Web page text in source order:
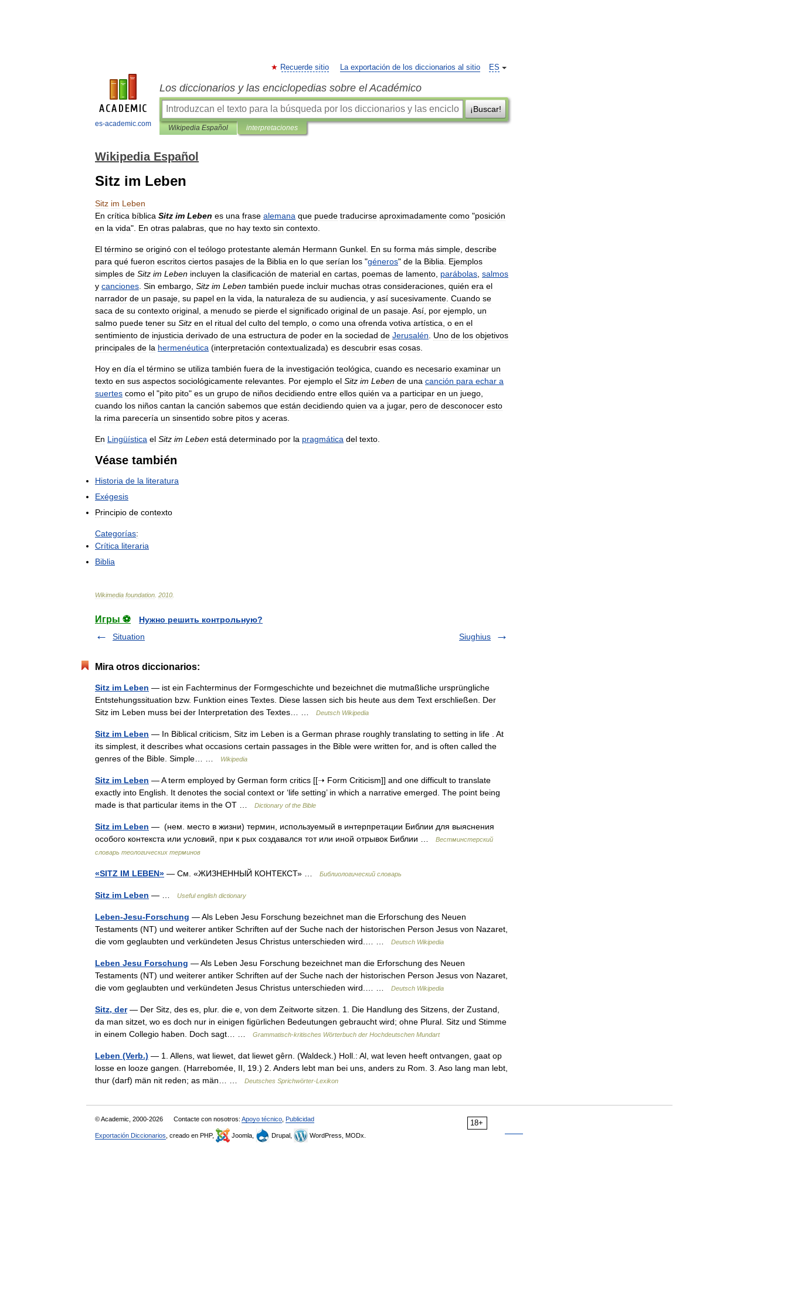
es-academic.com
ES
Recuerde sitio La exportación de los diccionarios al sitio
Los diccionarios y las enciclopedias sobre el Académico
¡Buscar!
Wikipedia Español interpretaciones
Wikipedia Español
Sitz im Leben
Sitz im Leben
En crítica bíblica Sitz im Leben es una frase alemana que puede traducirse aproximadamente como "posición
en la vida". En otras palabras que no hay texto sin contexto
El término se originó con el teólogo protestante alemán Hermann Gunkel En su forma más simple describe
para qué fueron escritos ciertos pasajes de la Biblia en lo que serían los "géneros" de la Biblia
Ejemplos
simples de Sitz im Leben incluyen la clasificación de material en cartas poemas de lamento parábolas salmos
y canciones Sin embargo Sitz im Leben también puede incluir muchas otras consideraciones quién era el
narrador de un pasaje su papel en la vida la naturaleza de su audiencia y así sucesivamente Cuando se
saca de su contexto original a menudo se pierde el significado original de un pasaje Así por ejemplo un
salmo puede tener su Sitz en el ritual del culto del templo o como una ofrenda votiva artística o en el
sentimiento de injusticia derivado de una estructura de poder en la sociedad de Jerusalén Uno de los objetivos
principales de la hermenéutica (interpretación contextualizada) es descubrir esas cosas
Hoy en día el término se utiliza también fuera de la investigación teológica cuando es necesario examinar un
texto en sus aspectos sociológicamente relevantes Por ejemplo el Sitz im Leben de una canción para echar a
suertes como el "pito pito" es un grupo de niños decidiendo entre ellos quién va a participar en un juego
cuando los niños cantan la canción sabemos que están decidiendo quien va a jugar, pero de desconocer esto
la rima parecería un sinsentido sobre pitos y aceras
En Lingüística el Sitz im Leben está determinado por la pragmática del texto
Véase también
Historia de la literatura
Exégesis
Principio de contexto
Categorías:
Crítica literaria
Biblia
Wikimedia foundation 2010
Игры ⚽
Нужно решить контрольную?
Situation
Siughius
Mira otros diccionarios:
Sitz im Leben — ist ein Fachterminus der Formgeschichte und bezeichnet die mutmaßliche ursprüngliche
Entstehungssituation bzw. Funktion eines Textes. Diese lassen sich bis heute aus dem Text erschließen. Der
Sitz im Leben muss bei der Interpretation des Textes… …
Deutsch Wikipedia
Sitz im Leben — In Biblical criticism, Sitz im Leben is a German phrase roughly translating to setting in life . At
its simplest, it describes what occasions certain passages in the Bible were written for, and is often called the
genres of the Bible. Simple… …
Wikipedia
Sitz im Leben — A term employed by German form critics [[➝ Form Criticism]] and one difficult to translate
exactly into English. It denotes the social context or ‘life setting’ in which a narrative emerged. The point being
made is that particular items in the OT …
Dictionary of the Bible
Sitz im Leben — (нем. место в жизни) термин, используемый в интерпретации Библии для выяснения
особого контекста или условий, при к рых создавался тот или иной отрывок Библии …
Вестминстерский
словарь теологических терминов
«SITZ IM LEBEN» — См. «ЖИЗНЕННЫЙ КОНТЕКСТ» … Библиологический словарь
Sitz im Leben — … Useful english dictionary
Leben-Jesu-Forschung — Als Leben Jesu Forschung bezeichnet man die Erforschung des Neuen
Testaments (NT) und weiterer antiker Schriften auf der Suche nach der historischen Person Jesus von Nazaret,
die vom geglaubten und verkündeten Jesus Christus unterschieden wird.… …
Deutsch Wikipedia
Leben Jesu Forschung — Als Leben Jesu Forschung bezeichnet man die Erforschung des Neuen
Testaments (NT) und weiterer antiker Schriften auf der Suche nach der historischen Person Jesus von Nazaret,
die vom geglaubten und verkündeten Jesus Christus unterschieden wird.… …
Deutsch Wikipedia
Sitz, der— Der Sitz, des es, plur. die e, von dem Zeitworte sitzen. 1. Die Handlung des Sitzens, der Zustand,
da man sitzet, wo es doch nur in einigen figürlichen Bedeutungen gebraucht wird; ohne Plural. Sitz und Stimme
in einem Collegio haben. Doch sagt… …
Grammatisch-kritisches Wörterbuch der Hochdeutschen Mundart
Leben (Verb.) — 1. Allens, wat liewet, dat liewet gêrn. (Waldeck.) Holl.: Al, wat leven heeft ontvangen, gaat op
losse en looze gangen. (Harrebomée, II, 19.) 2. Anders lebt man bei uns, anders zu Rom. 3. Aso lang man lebt,
thur (darf) män nit reden; as män… …
Deutsches Sprichwörter-Lexikon
18+
© Academic, 2000-2026 Contacte con nosotros: Apoyo técnico Publicidad
Exportación Diccionarios , creado en PHP, Joomla, Drupal, WordPress, MODx.